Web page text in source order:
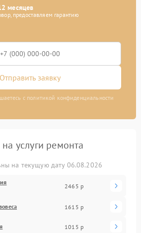
месяцев
предоставляем гарантию
Отправить заявку
с политикой конфиденциальности
услуги ремонта
на текущую дату 06.08.2026
2465 р
1615 р
1015 р